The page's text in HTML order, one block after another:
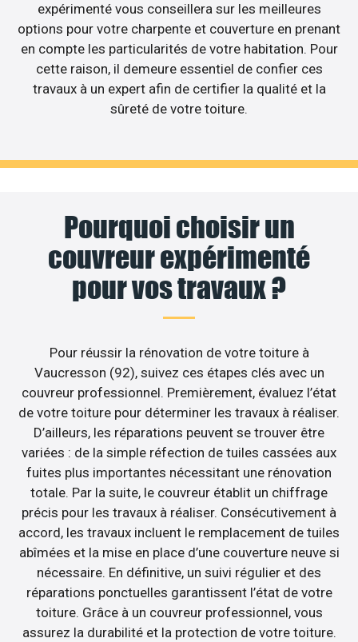
expérimenté vous conseillera sur les meilleures
options pour votre charpente et couverture en prenant
en compte les particularités de votre habitation. Pour
cette raison, il demeure essentiel de confier ces
travaux à un expert afin de certifier la qualité et la
sûreté de votre toiture.
Pourquoi choisir un
couvreur expérimenté
pour vos travaux ?
Pour réussir la rénovation de votre toiture à
Vaucresson (92), suivez ces étapes clés avec un
couvreur professionnel. Premièrement, évaluez l’état
de votre toiture pour déterminer les travaux à réaliser.
D’ailleurs, les réparations peuvent se trouver être
variées : de la simple réfection de tuiles cassées aux
fuites plus importantes nécessitant une rénovation
totale. Par la suite, le couvreur établit un chiffrage
précis pour les travaux à réaliser. Consécutivement à
accord, les travaux incluent le remplacement de tuiles
abîmées et la mise en place d’une couverture neuve si
nécessaire. En définitive, un suivi régulier et des
réparations ponctuelles garantissent l’état de votre
toiture. Grâce à un couvreur professionnel, vous
assurez la durabilité et la protection de votre toiture.